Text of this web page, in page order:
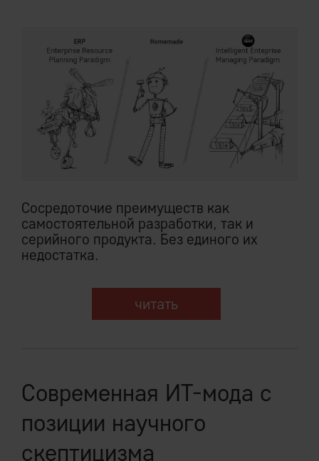
Cocредоточие преимуществ как
самостоятельной разработки, так и
серийного продукта. Без единого их
недостатка.
читать
Современная ИТ-мода с
позиции научного
скептицизма